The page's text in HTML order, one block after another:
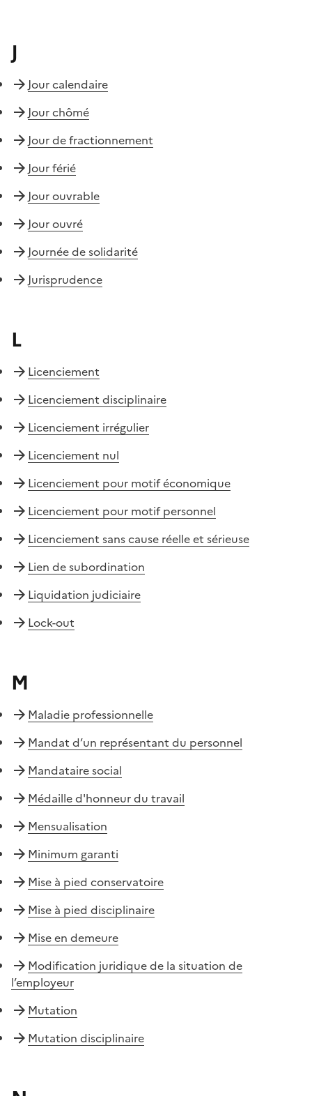
J
Jour calendaire
Jour chômé
Jour de fractionnement
Jour férié
Jour ouvrable
Jour ouvré
Journée de solidarité
Jurisprudence
L
Licenciement
Licenciement disciplinaire
Licenciement irrégulier
Licenciement nul
Licenciement pour motif économique
Licenciement pour motif personnel
Licenciement sans cause réelle et sérieuse
Lien de subordination
Liquidation judiciaire
Lock-out
M
Maladie professionnelle
Mandat d’un représentant du personnel
Mandataire social
Médaille d'honneur du travail
Mensualisation
Minimum garanti
Mise à pied conservatoire
Mise à pied disciplinaire
Mise en demeure
Modification juridique de la situation de
l’employeur
Mutation
Mutation disciplinaire